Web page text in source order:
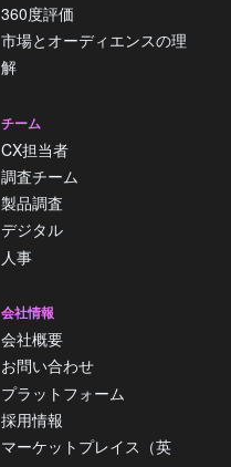
360度評価
市場とオーディエンスの理
解
チーム
CX担当者
調査チーム
製品調査
デジタル
人事
会社情報
会社概要
お問い合わせ
プラットフォーム
採用情報
マーケットプレイス（英